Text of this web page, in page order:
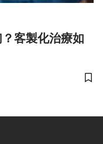
客製化治療如
儲